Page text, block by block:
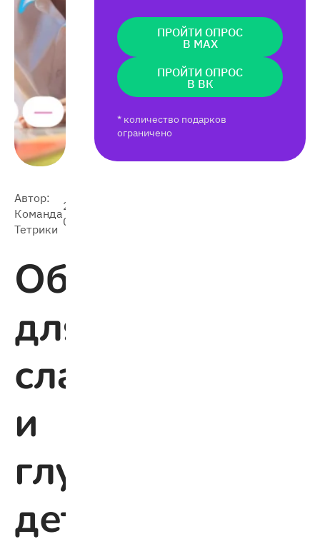
Автор:
Команда
Тетрики
2026-
04-27
Обучение
для
и
глухих
детей
ПРОЙТИ ОПРОС
В MAX
ПРОЙТИ ОПРОС
В ВК
* количество подарков
ограничено